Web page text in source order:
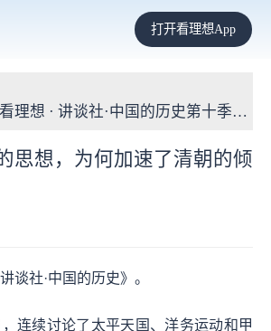
打开看理想App
理想 · 讲谈社·中国的历史第十季：清
思想，为何加速了清朝的倾
谈社·中国的历史》。
连续讨论了太平天国、洋务运动和甲